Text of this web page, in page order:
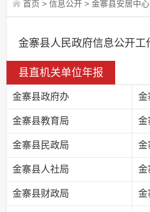
首页 > 信息公开 > 金寨县安居中
金寨县人民政府信息公开工
县直机关单位年报
金寨县政府办 金
金寨县教育局 金
金寨县民政局 金
金寨县人社局 金
金寨县财政局 金